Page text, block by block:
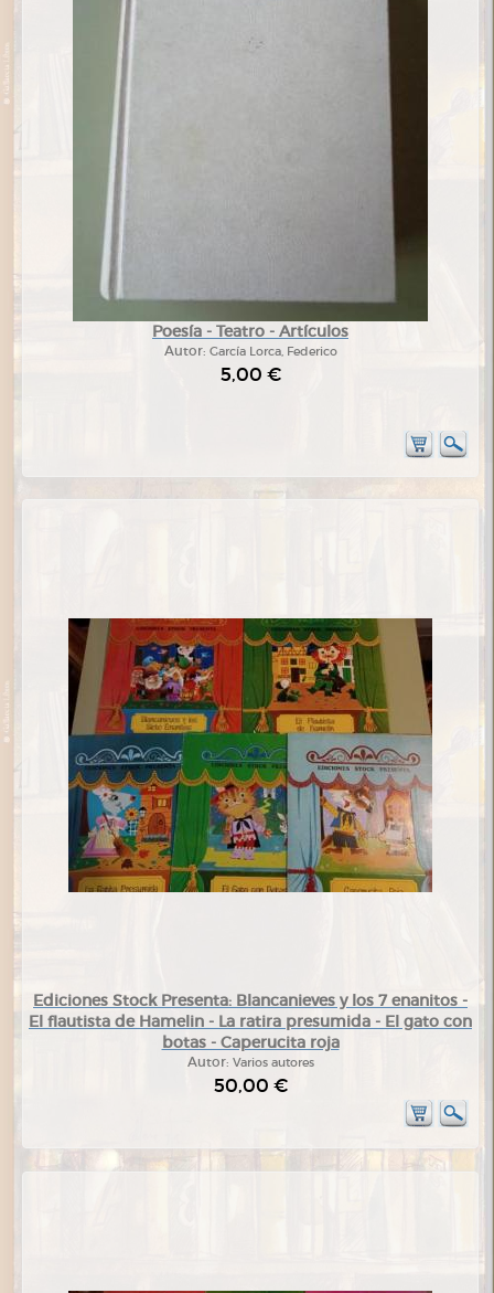
Poesía - Teatro - Artículos
Autor: García Lorca, Federico
5,00 €
Ediciones Stock Presenta: Blancanieves y los 7 enanitos -
El flautista de Hamelin - La ratira presumida - El gato con
botas - Caperucita roja
Autor: Varios autores
50,00 €